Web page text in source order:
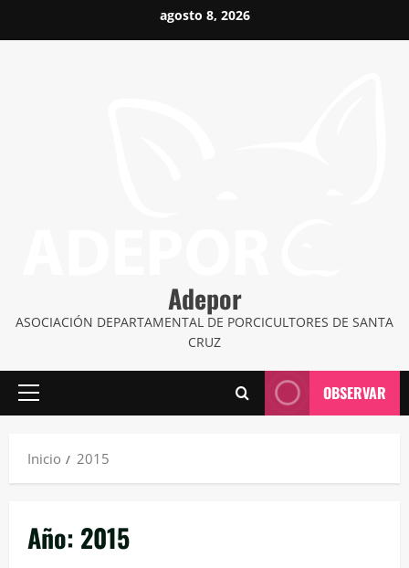
agosto 8, 2026
Adepor
ASOCIACIÓN DEPARTAMENTAL DE PORCICULTORES DE SANTA
CRUZ
Menú
OBSERVAR
Inicio 2015
Año: 2015